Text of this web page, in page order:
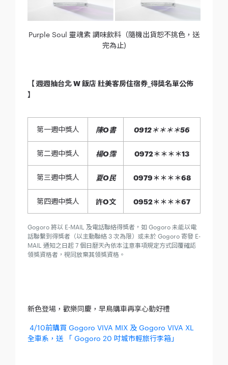
Purple Soul 靈魂紫 調味飲料（隨機出貨恕不挑色，送
完為止)
【 週週抽台北 W 飯店 壯美客房住宿券_得獎名單公佈
】
第一週中獎人 陳O書 0912＊＊＊＊56
第二週中獎人 楊O霈 0972＊＊＊＊13
第三週中獎人 夏O民 0979＊＊＊＊68
第四週中獎人 許O文 0952＊＊＊＊67
Gogoro 將以 E-MAIL 及電話聯絡得獎者，如 Gogoro 未能以電
話聯繫到得獎者（以主動聯絡 3 次為限）或未於 Gogoro 寄發 E-
MAIL 通知之日起 7 個日曆天內依本注意事項規定方式回覆確認
領獎資格者，視同放棄其領獎資格。
新色登場，歡樂同慶，早鳥購車再享心動好禮
4/10前購買 Gogoro VIVA MIX 及 Gogoro VIVA XL
全車系，送 「 Gogoro 20 吋城市輕旅行李箱」